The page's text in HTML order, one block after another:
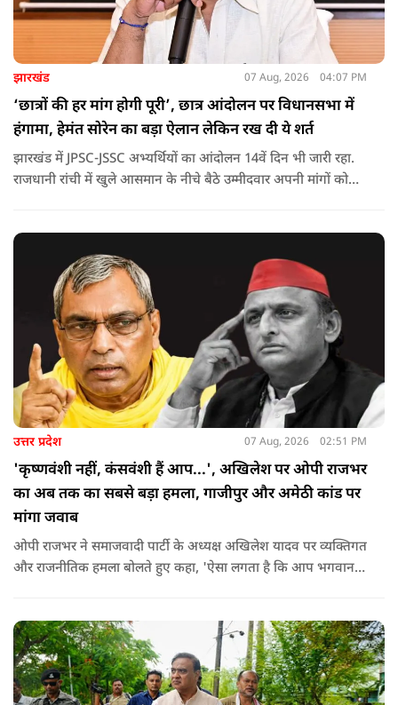
झारखंड 07 Aug, 2026 04:07 PM
‘छात्रों की हर मांग होगी पूरी’, छात्र आंदोलन पर विधानसभा में
हंगामा, हेमंत सोरेन का बड़ा ऐलान लेकिन रख दी ये शर्त
झारखंड में JPSC-JSSC अभ्यर्थियों का आंदोलन 14वें दिन भी जारी रहा.
राजधानी रांची में खुले आसमान के नीचे बैठे उम्मीदवार अपनी मांगों को
उत्तर प्रदेश 07 Aug, 2026 02:51 PM
'कृष्णवंशी नहीं, कंसवंशी हैं आप...', अखिलेश पर ओपी राजभर
का अब तक का सबसे बड़ा हमला, गाजीपुर और अमेठी कांड पर
मांगा जवाब
ओपी राजभर ने समाजवादी पार्टी के अध्यक्ष अखिलेश यादव पर व्यक्तिगत
और राजनीतिक हमला बोलते हुए कहा, 'ऐसा लगता है कि आप भगवान